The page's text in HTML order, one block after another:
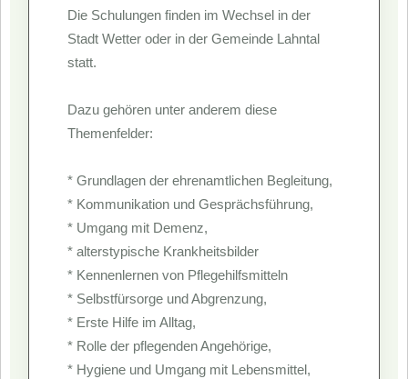
Die Schulungen finden im Wechsel in der
Stadt Wetter oder in der Gemeinde Lahntal
statt.
Dazu gehören unter anderem diese
Themenfelder:
* Grundlagen der ehrenamtlichen Begleitung,
* Kommunikation und Gesprächsführung,
* Umgang mit Demenz,
* alterstypische Krankheitsbilder
* Kennenlernen von Pflegehilfsmitteln
* Selbstfürsorge und Abgrenzung,
* Erste Hilfe im Alltag,
* Rolle der pflegenden Angehörige,
* Hygiene und Umgang mit Lebensmittel,